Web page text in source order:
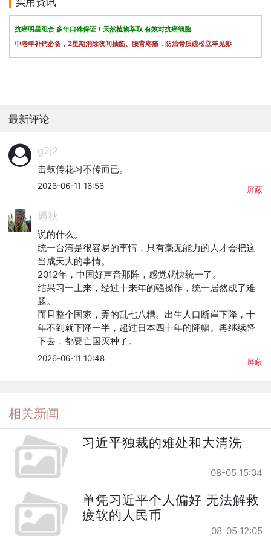
抗癌明星组合 多年口碑保证！天然植物萃取 有效对抗癌细胞
中老年补钙必备，2星期消除夜间抽筋、腰背疼痛，防治骨质疏松立竿见影
最新评论
g2j2
击鼓传花习不传而已。
2026-06-11 16:56 屏蔽
遇秋
说的什么。
统一台湾是很容易的事情，只有毫无能力的人才会把这
当成天大的事情。
2012年，中国好声音那阵，感觉就快统一了。
结果习一上来，经过十来年的骚操作，统一居然成了难
题。
而且整个国家，弄的乱七八糟。出生人口断崖下降，十
年不到就下降一半，超过日本四十年的降幅。再继续降
下去，都要亡国灭种了。
2026-06-11 10:48 屏蔽
相关新闻
习近平独裁的难处和大清洗
08-05 15:04
单凭习近平个人偏好 无法解救
疲软的人民币
08-05 12:05